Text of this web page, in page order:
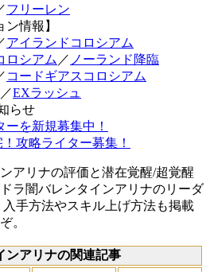
フリーレン
ン情報】
アイランドコロシアム
ロシアム ／ ノーランド降臨
コードギアスコロシアム
／EXラッシュ
らせ
を新規募集中！
攻略ライター募集！
アリナの評価と潜在覚醒/超覚醒
ラ闇バレンタインアリナのリーダ
手方法やスキル上げ方法も掲載
。
ンアリナの関連記事